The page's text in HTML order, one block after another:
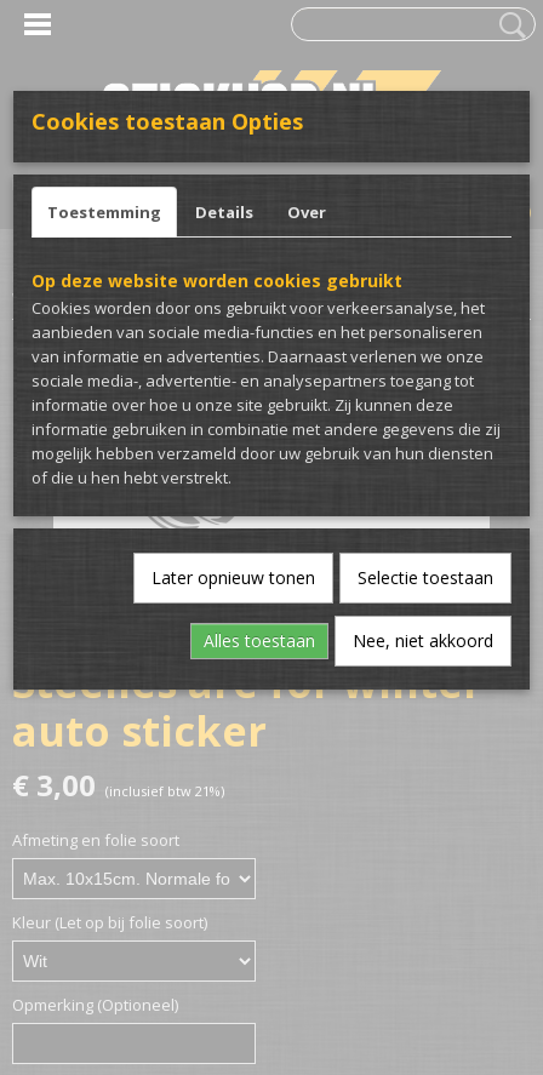
Inloggen Registreren
(0)
Home >Stickers>Voor de auto>Winter/zomer stickers>
winter auto sticker
Steelies are for winter
auto sticker
€ 3,00 (inclusief btw 21%)
Afmeting en folie soort
Kleur (Let op bij folie soort)
Opmerking (Optioneel)
Cookies toestaan Opties
Toestemming Details Over
Op deze website worden cookies gebruikt
Cookies worden door ons gebruikt voor verkeersanalyse, het
aanbieden van sociale media-functies en het personaliseren
van informatie en advertenties. Daarnaast verlenen we onze
sociale media-, advertentie- en analysepartners toegang tot
informatie over hoe u onze site gebruikt. Zij kunnen deze
informatie gebruiken in combinatie met andere gegevens die zij
mogelijk hebben verzameld door uw gebruik van hun diensten
of die u hen hebt verstrekt.
Later opnieuw tonen Selectie toestaan
Alles toestaan Nee, niet akkoord